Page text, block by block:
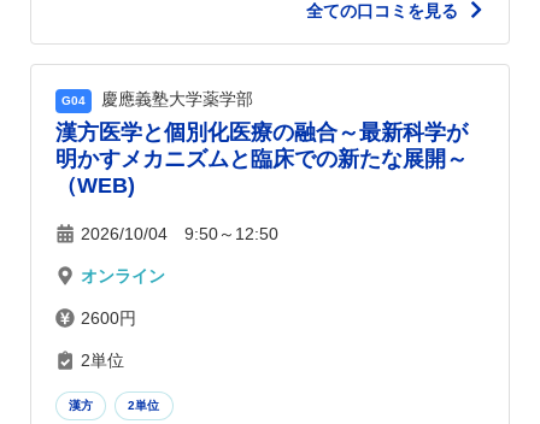
全ての口コミを見る
G04 慶應義塾大学薬学部
漢方医学と個別化医療の融合～最新科学が
明かすメカニズムと臨床での新たな展開～
（WEB)
2026/10/04 9:50～12:50
オンライン
2600円
2単位
漢方 2単位